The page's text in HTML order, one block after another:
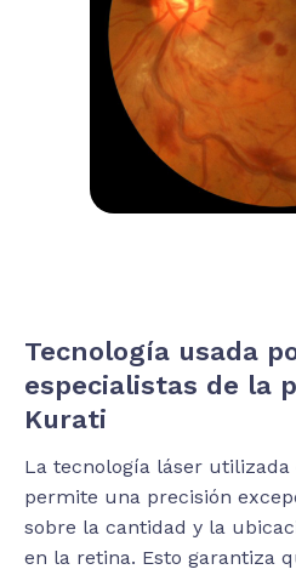
Tecnología usada
especialistas de la
Kurati
La tecnología láser
permite una precisión
sobre la cantidad y la
en la retina. Esto garantiza